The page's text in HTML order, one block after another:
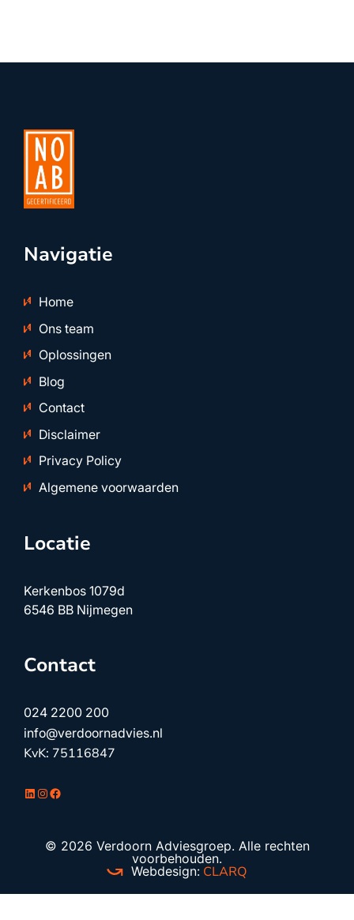
Navigatie
Home
Ons team
Oplossingen
Blog
Contact
Disclaimer
Privacy Policy
Algemene voorwaarden
Locatie
Kerkenbos 1079d
6546 BB Nijmegen
Contact
024 2200 200
info@verdoornadvies.nl
KvK: 75116847
LinkedIn
Instagram
Facebook
© 2026 Verdoorn Adviesgroep. Alle rechten
voorbehouden.
Webdesign: CLARQ